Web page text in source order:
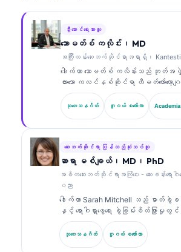
ဦးဆောင်ရေးသားသူ
သောမတ်စ် ကလိုင်း၊ MD
အကြီးတန်းဆေးဘက်ဆိုင်ရာအရာရှိ၊ Kantesti
ဒေါက်တာ သောမတ်စ် ကလိန်းသည် ဘုတ်
ထားသော ကလင်နစ်ဆိုင်ရာ ဟီမတ်တော်လော့ဂ
hematologist) နှင့် အတွင်းလူနာဆိုင်
(internist) ဖြစ်ပြီး ဓာတ်ခွဲခန်းဆိုင်ရာ
အကူအညီဖြင့် ကလင်နစ်ဆိုင်ရာ ခွဲခြမ်
အဖြစ် သူသည် ပိုင်ဆိုင်မှုဆိုင်ရာ အာရုံက
(proprietary neural network) ၏ ဆ
စောင့်ကြည့်ကြီးကြပ်ပေးသည်။ ဒေါက်တာ
အမှတ်အသား (biomarker) အဓိပ္ပာယ်ဖေ
ဓာတ်ခွဲခန်းဆိုင်ရာ ရောဂါရှာဖွေခြင်း
diagnostics) တို့နှင့်ပတ်သက်၍ ဓာတ်ခွဲ
ပညာဆိုင်ရာ ခေါင်းစဉ်များအပေါ်တွင်
သည်။.
သုတေသနဂိတ် ဂူဂယ် စကော်လာ
ဆေးဘက်ဆိုင်ရာ ပြန်လည်သုံးသပ်သူ
ဆာရာ မစ်ချယ်၊ MD၊ PhD
အဓိကဆေးဘက်ဆိုင်ရာအကြံပေး - ဆေးခန်းရောဂ
ပညာ
ဒေါက်တာ Sarah Mitchell သည် ဓာတ်ခွဲခ
နှင့် ရောဂါရှာဖွေရေး ခွဲခြမ်းစိတ်ဖြာမှု
ကျော်ရှိသော ဘုတ်အဖွဲ့မှ အသိအမှတ်ပြု ကလ
ဂျစ် (clinical pathologist) ဖြစ်သ
chemistry တွင် အထူးပြု အသိအမှတ်ပြု
သုတေသနဂိတ် ဂူဂယ် စကော်လာ